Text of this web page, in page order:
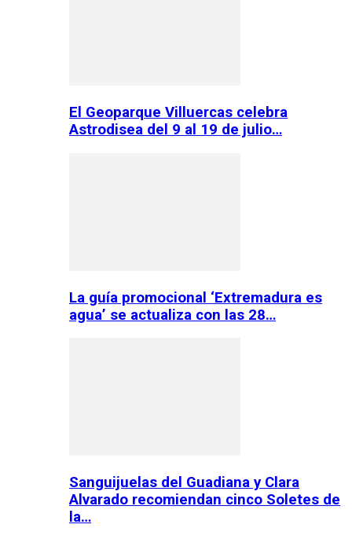
El Geoparque Villuercas celebra
Astrodisea del 9 al 19 de julio…
La guía promocional ‘Extremadura es
agua’ se actualiza con las 28…
Sanguijuelas del Guadiana y Clara
Alvarado recomiendan cinco Soletes de
la…